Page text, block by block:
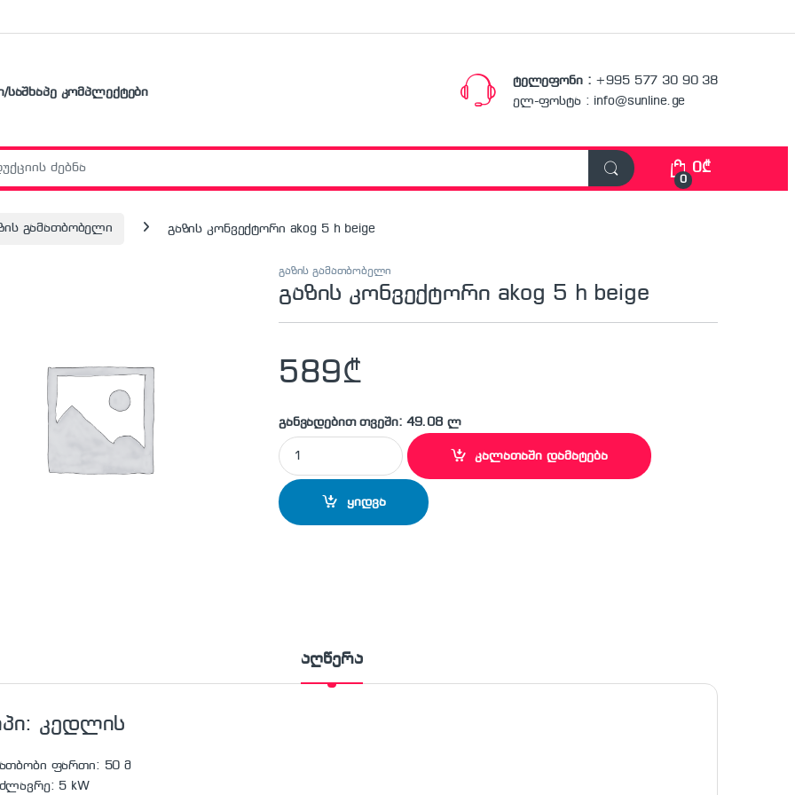
საშხაპე კომპლექტები
ტელეფონი : +995 577 30 90 38
ელ-ფოსტა : info@sunline.ge
0
0₾
გამათბობელი გაზის კონვექტორი akog 5 h beige
გაზის გამათბობელი
გაზის კონვექტორი akog 5 h beige
589₾
განვადებით თვეში: 49.08 ლ
გაზის კონვექტორი akog 5 h beige quantity
კალათაში დამატება
ყიდვა
აღწერა
კედლის
ფართი: 50 მ
5 kW